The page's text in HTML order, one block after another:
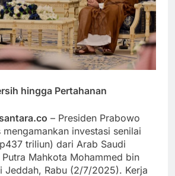
hingga Pertahanan
– Presiden Prabowo
mengamankan investasi senilai
triliun) dari Arab Saudi
Mahkota Mohammed bin
Jeddah, Rabu (2/7/2025). Kerja